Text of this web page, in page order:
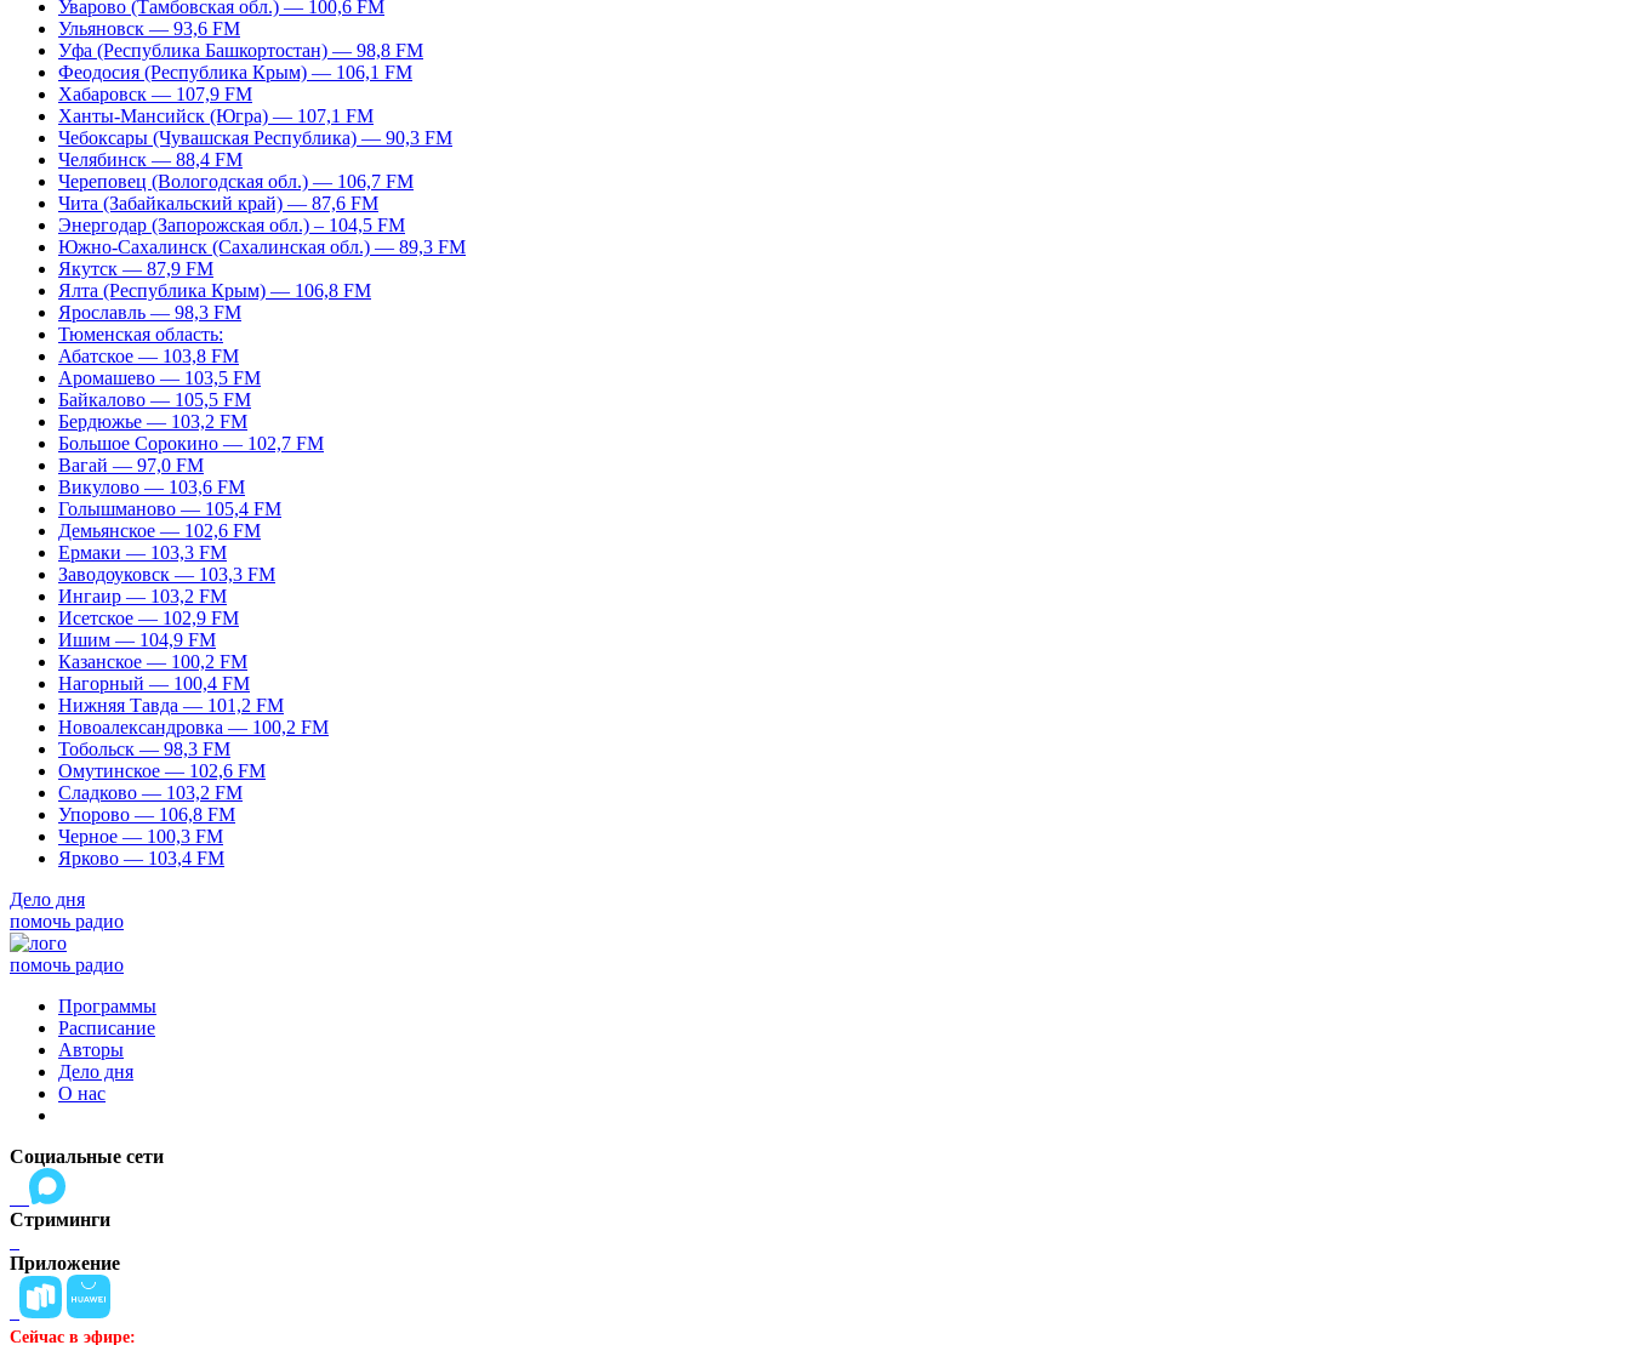
Уварово (Тамбовская обл.) — 100,6 FM
Ульяновск — 93,6 FM
Уфа (Республика Башкортостан) — 98,8 FM
Феодосия (Республика Крым) — 106,1 FM
Хабаровск — 107,9 FM
Ханты-Мансийск (Югра) — 107,1 FM
Чебоксары (Чувашская Республика) — 90,3 FM
Челябинск — 88,4 FM
Череповец (Вологодская обл.) — 106,7 FM
Чита (Забайкальский край) — 87,6 FM
Энергодар (Запорожская обл.) – 104,5 FM
Южно-Сахалинск (Сахалинская обл.) — 89,3 FM
Якутск — 87,9 FM
Ялта (Республика Крым) — 106,8 FM
Ярославль — 98,3 FM
Тюменская область:
Абатское — 103,8 FM
Аромашево — 103,5 FM
Байкалово — 105,5 FM
Бердюжье — 103,2 FM
Большое Сорокино — 102,7 FM
Вагай — 97,0 FM
Викулово — 103,6 FM
Голышманово — 105,4 FM
Демьянское — 102,6 FM
Ермаки — 103,3 FM
Заводоуковск — 103,3 FM
Ингаир — 103,2 FM
Исетское — 102,9 FM
Ишим — 104,9 FM
Казанское — 100,2 FM
Нагорный — 100,4 FM
Нижняя Тавда — 101,2 FM
Новоалександровка — 100,2 FM
Тобольск — 98,3 FM
Омутинское — 102,6 FM
Сладково — 103,2 FM
Упорово — 106,8 FM
Черное — 100,3 FM
Ярково — 103,4 FM
Дело дня
помочь радио
помочь радио
Программы
Расписание
Авторы
Дело дня
О нас
Социальные сети
Стриминги
Приложение
Сейчас в эфире: